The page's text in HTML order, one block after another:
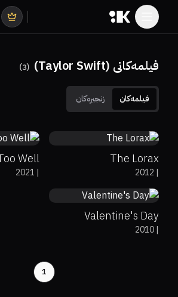
فیلمەکانی (Taylor Swift) (
3
)
فیلمەکان زنجیرەکان 6.4
46%
The Lorax
|
2012
Well
|
2021
5.7
18%
Valentine's Day
|
2010
1